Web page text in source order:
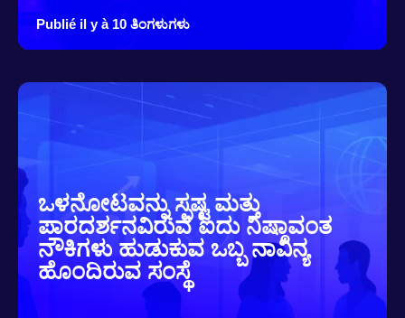
Publié il y à 10 ತಿಂಗಳುಗಳು
ಒಳನೋಟವನ್ನು ಸ್ಪಷ್ಟ ಮತ್ತು
ಪಾರದರ್ಶನವಿರುವ ಐದು ನಿಷ್ಠಾವಂತ
ನೌಕಿಗಳು ಹುಡುಕುವ ಒಬ್ಬ ನಾವಿನ್ಯ
ಹೊಂದಿರುವ ಸಂಸ್ಥೆ